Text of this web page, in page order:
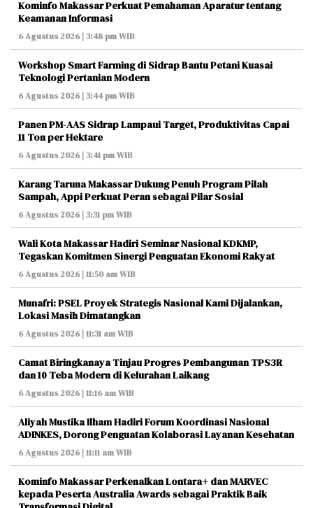
Kominfo Makassar Perkuat Pemahaman Aparatur tentang
Keamanan Informasi
6 Agustus 2026 | 3:48 pm WIB
Workshop Smart Farming di Sidrap Bantu Petani Kuasai
Teknologi Pertanian Modern
6 Agustus 2026 | 3:44 pm WIB
Panen PM-AAS Sidrap Lampaui Target, Produktivitas Capai
11 Ton per Hektare
6 Agustus 2026 | 3:41 pm WIB
Karang Taruna Makassar Dukung Penuh Program Pilah
Sampah, Appi Perkuat Peran sebagai Pilar Sosial
6 Agustus 2026 | 3:31 pm WIB
Wali Kota Makassar Hadiri Seminar Nasional KDKMP,
Tegaskan Komitmen Sinergi Penguatan Ekonomi Rakyat
6 Agustus 2026 | 11:50 am WIB
Munafri: PSEL Proyek Strategis Nasional Kami Dijalankan,
Lokasi Masih Dimatangkan
6 Agustus 2026 | 11:31 am WIB
Camat Biringkanaya Tinjau Progres Pembangunan TPS3R
dan 10 Teba Modern di Kelurahan Laikang
6 Agustus 2026 | 11:16 am WIB
Aliyah Mustika Ilham Hadiri Forum Koordinasi Nasional
ADINKES, Dorong Penguatan Kolaborasi Layanan Kesehatan
6 Agustus 2026 | 11:11 am WIB
Kominfo Makassar Perkenalkan Lontara+ dan MARVEC
kepada Peserta Australia Awards sebagai Praktik Baik